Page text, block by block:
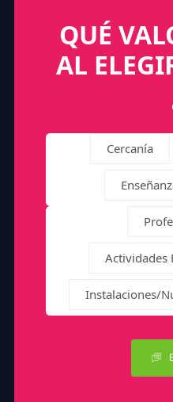
QUÉ
AL
Cercanía
Actividades
Instalaciones/